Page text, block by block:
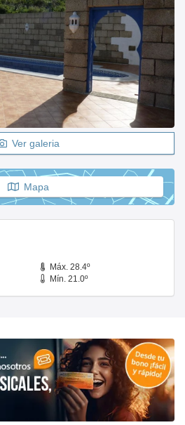
Ver galeria
Mapa
Máx. 28.4º
Mín. 21.0º